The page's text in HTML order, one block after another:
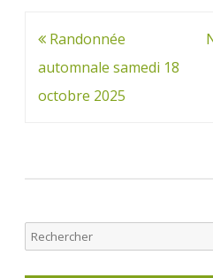
Navigation
de
l’article
Randonnée
automnale samedi 18
octobre 2025
Rechercher